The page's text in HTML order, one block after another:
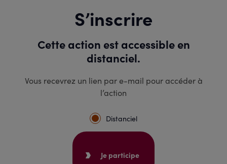
S’inscrire
Cette action est accessible en
distanciel.
Vous recevrez un lien par e-mail pour accéder à
l’action
Distanciel
Je participe